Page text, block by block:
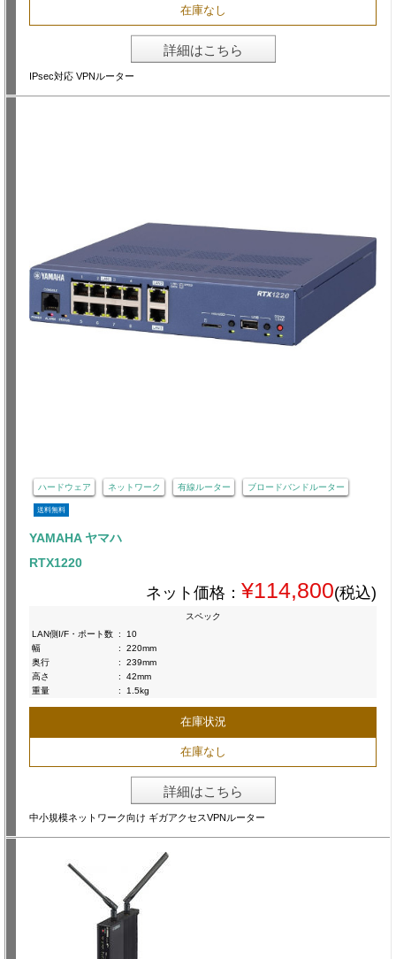
在庫なし
詳細はこちら
IPsec対応 VPNルーター
ハードウェア ネットワーク 有線ルーター ブロードバンドルーター
送料無料
YAMAHA ヤマハ
RTX1220
ネット価格： ¥114,800(税込)
スペック
LAN側I/F・ポート数 :
10
幅
:
220mm
奥行
:
239mm
高さ
:
42mm
重量
: 1.5kg
在庫状況
在庫なし
詳細はこちら
中小規模ネットワーク向け ギガアクセスVPNルーター